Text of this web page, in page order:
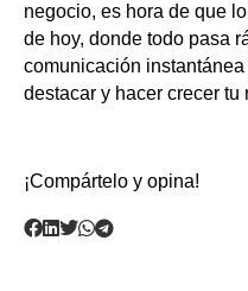
negocio, es hora de que
de hoy, donde todo pasa
comunicación
destacar y hacer crecer tu
¡Compártelo y opina!